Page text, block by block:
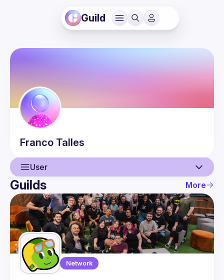
Guild
Franco Talles
User
User
Events
Guilds
Guilds More
Network